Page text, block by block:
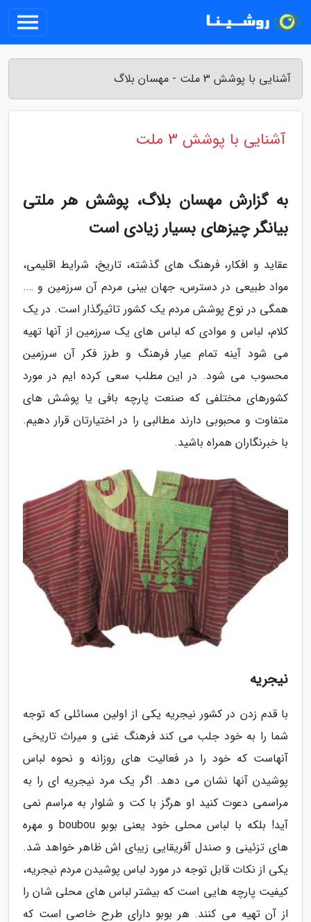
آشنایی با پوشش 3 ملت - مهسان بلاگ
آشنایی با پوشش 3 ملت
به گزارش مهسان بلاگ، پوشش هر ملتی
بیانگر چیزهای بسیار زیادی است
عقاید و افکار، فرهنگ های گذشته، تاریخ، شرایط اقلیمی،
مواد طبیعی در دسترس، جهان بینی مردم آن سرزمین و ….
همگی در نوع پوشش مردم یک کشور تاثیرگذار است. در یک
کلام، لباس و موادی که لباس های یک سرزمین از آنها تهیه
می شود آینه تمام عیار فرهنگ و طرز فکر آن سرزمین
محسوب می شود. در این مطلب سعی کرده ایم در مورد
کشورهای مختلفی که صنعت پارچه بافی یا پوشش های
متفاوت و محبوبی دارند مطالبی را در اختیارتان قرار دهیم.
با خبرنگاران همراه باشید.
نیجریه
با قدم زدن در کشور نیجریه یکی از اولین مسائلی که توجه
شما را به خود جلب می کند فرهنگ غنی و میراث تاریخی
آنهاست که خود را در فعالیت های روزانه و نحوه لباس
پوشیدن آنها نشان می دهد. اگر یک مرد نیجریه ای را به
مراسمی دعوت کنید او هرگز با کت و شلوار به مراسم نمی
آید! بلکه با لباس محلی خود یعنی بوبو boubou و مهره
های تزئینی و صندل آفریقایی زیبای اش ظاهر خواهد شد.
یکی از نکات قابل توجه در مورد لباس پوشیدن مردم نیجریه،
کیفیت پارچه هایی است که بیشتر لباس های محلی شان را
از آن تهیه می کنند. هر بوبو دارای طرح خاصی است که